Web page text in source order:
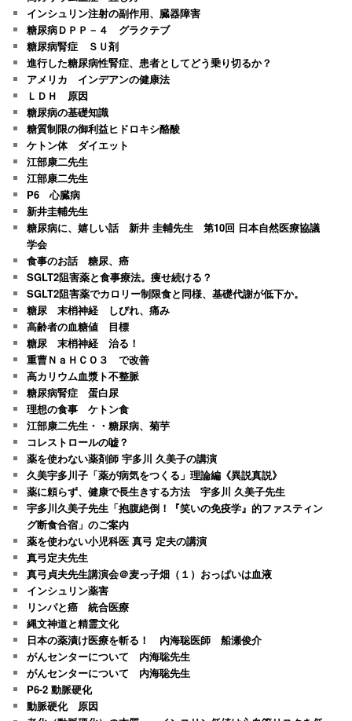
インシュリン注射の副作用、臓器障害
糖尿病ＤＰＰ－４ グラクテブ
糖尿病腎症 ＳＵ剤
進行した糖尿病性腎症、患者としてどう乗り切るか？
アメリカ インデアンの健康法
ＬＤＨ 原因
糖尿病の基礎知識
糖質制限の御利益ヒドロキシ酪酸
ケトン体 ダイエット
江部康二先生
江部康二先生
P6 心臓病
新井圭輔先生
糖尿病に、嬉しい話 新井 圭輔先生 第10回 日本自然医療協議
学会
食事のお話 糖尿、癌
SGLT2阻害薬と食事療法。痩せ続ける？
SGLT2阻害薬でカロリー制限食と同様、基礎代謝が低下か。
糖尿 末梢神経 しびれ、痛み
高齢者の血糖値 目標
糖尿 末梢神経 治る！
重曹ＮａＨＣＯ３ で改善
高カリウム血漿ト不整脈
糖尿病腎症 蛋白尿
理想の食事 ケトン食
江部康二先生・・糖尿病、菊芋
コレストロールの嘘？
薬を使わない薬剤師 宇多川 久美子の講演
久美宇多川子「薬が病気をつくる」理論編《異説真説》
薬に頼らず、健康で長生きする方法 宇多川 久美子先生
宇多川久美子先生「抱腹絶倒！『笑いの免疫学』的ファスティン
グ断食合宿」のご案内
薬を使わない小児科医 真弓 定夫の講演
真弓定夫先生
真弓貞夫先生講演会＠麦っ子畑（１）おっぱいは血液
インシュリン薬害
リンパと癌 統合医療
縄文神道と精霊文化
日本の薬漬け医療を斬る！ 内海聡医師 船瀬俊介
がんセンターについて 内海聡先生
がんセンターについて 内海聡先生
P6-2 動脈硬化
動脈硬化 原因